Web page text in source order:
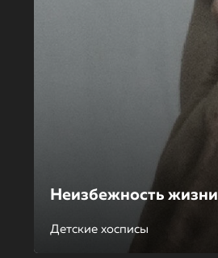
Неизбежность жизни
Детские хосписы